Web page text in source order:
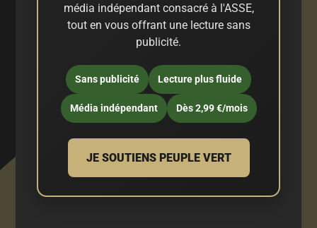
média indépendant consacré à l'ASSE,
tout en vous offrant une lecture sans
publicité.
Sans publicité Lecture plus fluide
Média indépendant Dès 2,99 €/mois
JE SOUTIENS PEUPLE VERT